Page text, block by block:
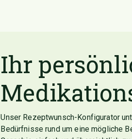
Ihr
Unser Rezeptwunsch-Konfigurator
Bedürfnisse rund um eine mögliche